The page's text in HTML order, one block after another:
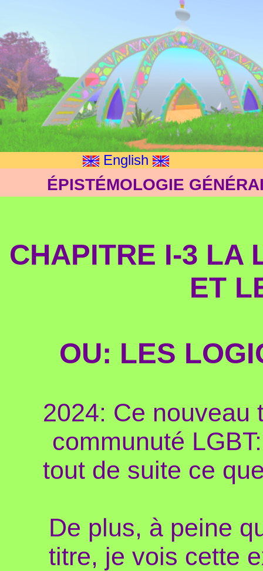
English
ÉPISTÉMOLOGIE
CHAPITRE I-3 LA
ET
OU: LES
2024: Ce nouveau
communuté
tout de suite ce
De plus, à peine
titre, je vois cette